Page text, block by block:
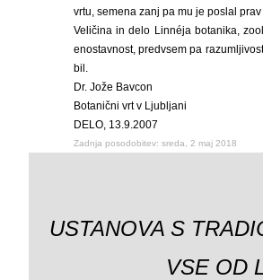
vrtu, semena zanj pa mu je poslal
Veličina in delo Linnéja botanika,
enostavnost, predvsem pa
bil.
Dr. Jože Bavcon
Botanični vrt v Ljubljani
DELO, 13.9.2007
Zadnja posodobitev: sreda, 2 maj 2018
USTANOVA S
VSE OD